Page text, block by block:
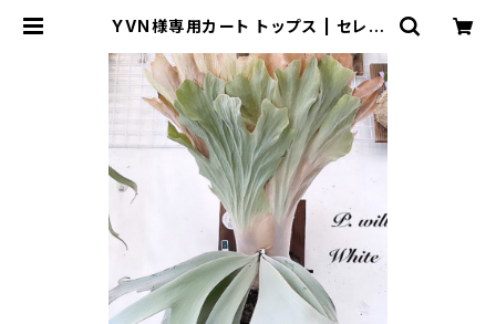
YVN様専用カート トップス | セレク